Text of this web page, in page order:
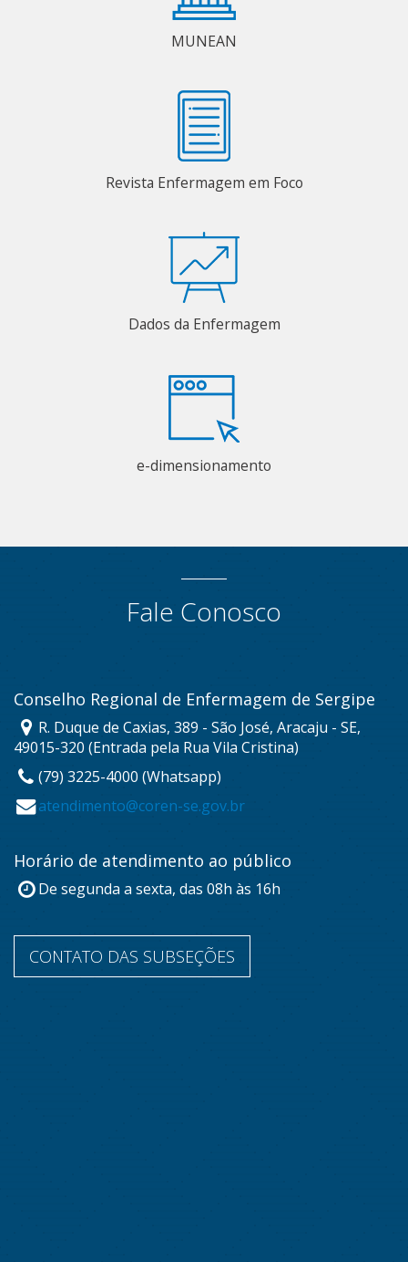
MUNEAN
Revista Enfermagem em Foco
Dados da Enfermagem
e-dimensionamento
Fale Conosco
Conselho Regional de Enfermagem de Sergipe
R. Duque de Caxias, 389 - São José, Aracaju - SE,
49015-320 (Entrada pela Rua Vila Cristina)
(79) 3225-4000 (Whatsapp)
atendimento@coren-se.gov.br
Horário de atendimento ao público
De segunda a sexta, das 08h às 16h
CONTATO DAS SUBSEÇÕES